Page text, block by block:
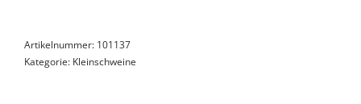
Artikelnummer: 101137
Kategorie: Kleinschweine